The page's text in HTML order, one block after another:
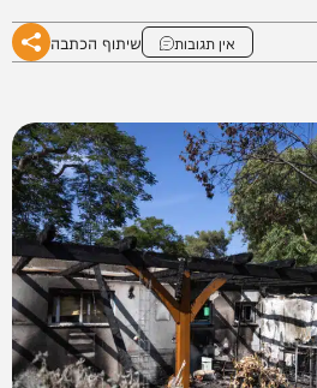
אין תגובות שיתוף הכתבה